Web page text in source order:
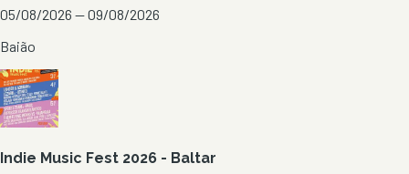
05/08/2026 — 09/08/2026
Baião
Indie Music Fest 2026 - Baltar